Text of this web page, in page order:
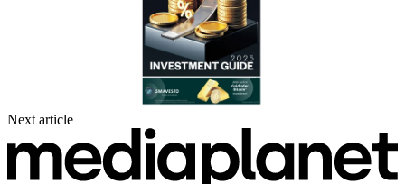
Next article